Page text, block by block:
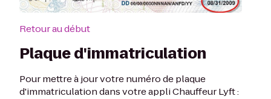
Retour au début
Plaque d'immatriculation
Pour mettre à jour votre numéro de plaque
d'immatriculation dans votre appli Chauffeur Lyft :